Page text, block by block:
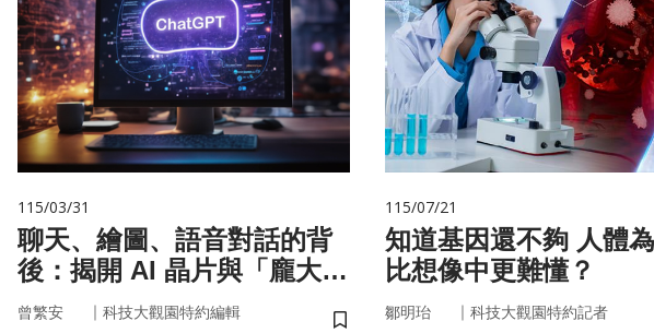
115/03/31
聊天、繪圖、語音對話的背
後：揭開 AI 晶片與「龐大算
力」的真面目
曾繁安 ｜ 科技大觀園特約編輯
115/07/21
知道基因還不夠 人體為什麼
比想像中更難懂？
鄒明珆 ｜ 科技大觀園特約記者